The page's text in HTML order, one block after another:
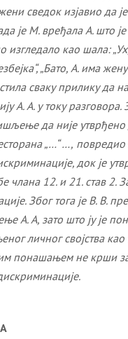
сведок изјавио да
јеМ. вређала А. што
изгледало као шала:
„Бато, А. има
сваку прилику да
А. А. у току разговора.
да није утврђено
„…“ …,
, док је
члана 12. и 21. став 2.
Због тога је В. В.
А. А, зато што ју је
личног својства као
понашањем не крши